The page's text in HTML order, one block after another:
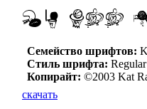
Семейство шрифтов:
Стиль шрифта: Regular
Копирайт: ©2003 Kat
скачать